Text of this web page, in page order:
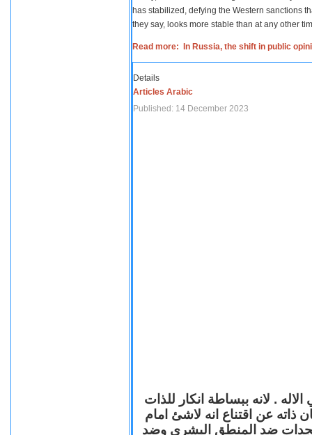
has stabilized, defying the Western sanctions
they say, looks more stable than at any other
Read more: In Russia, the shift in public
Details
Articles Arabic
Published: 14 December 2023
. لانه ببساطة انكار للذات
ذاته عن اقتناع انه لاشئ امام
ضد المنطق البشري وضد